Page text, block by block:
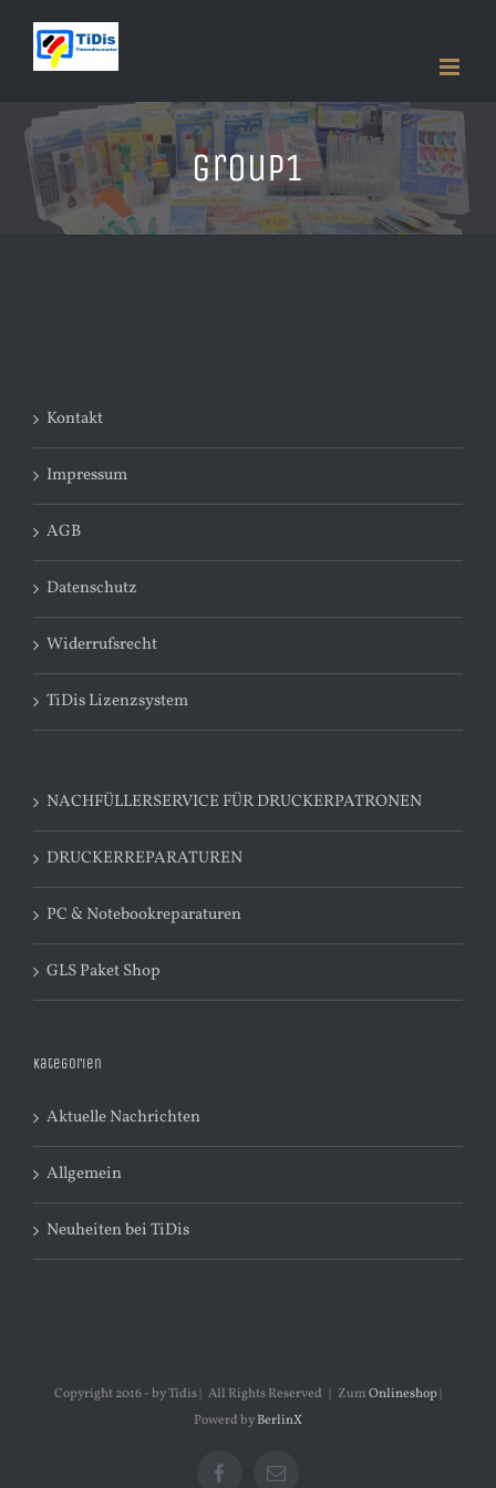
Inhalt
group1
Kontakt
Impressum
AGB
Datenschutz
Widerrufsrecht
TiDis Lizenzsystem
NACHFÜLLERSERVICE FÜR DRUCKERPATRONEN
DRUCKERREPARATUREN
PC & Notebookreparaturen
GLS Paket Shop
Kategorien
Aktuelle Nachrichten
Allgemein
Neuheiten bei TiDis
Copyright 2016 - by Tidis | All Rights Reserved | ZumOnlineshop
Powerd byBerlinX
Facebook
E-